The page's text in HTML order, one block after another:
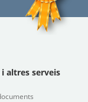
altres serveis